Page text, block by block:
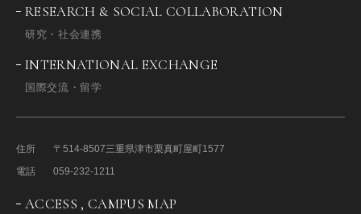
RESEARCH & SOCIAL COLLABORATION
研究・社会連携
INTERNATIONAL EXCHANGE
国際交流・留学
住所 〒514-8507三重県津市栗真町屋町1577
電話
059-232-1211
ACCESS , CAMPUS MAP